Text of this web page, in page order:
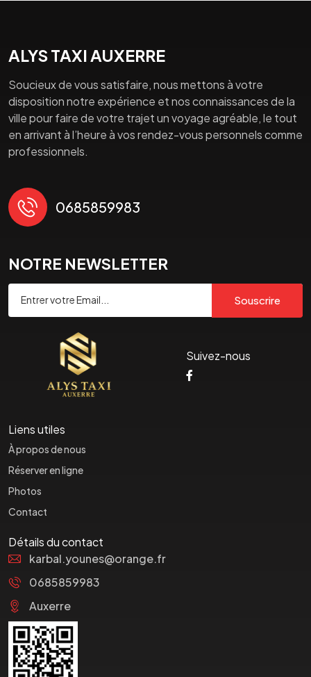
ALYS TAXI AUXERRE
Soucieux de vous satisfaire, nous mettons à votre
disposition notre expérience et nos connaissances de la
ville pour faire de votre trajet un voyage agréable, le tout
en arrivant à l’heure à vos rendez-vous personnels comme
professionnels.
0685859983
NOTRE NEWSLETTER
Souscrire
Suivez-nous
Liens utiles
À propos de nous
Réserver en ligne
Photos
Contact
Détails du contact
karbal.younes@orange.fr
0685859983
Auxerre